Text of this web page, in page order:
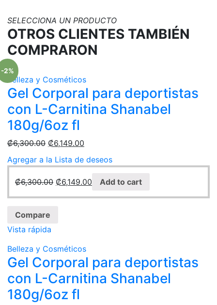
SELECCIONA UN PRODUCTO
OTROS CLIENTES TAMBIÉN
COMPRARON
-2%
Belleza y Cosméticos
Gel Corporal para deportistas
con L-Carnitina Shanabel
180g/6oz fl
₡6,300.00 ₡6,149.00
Agregar a la Lista de deseos
₡6,300.00 ₡6,149.00 Add to cart
Compare
Vista rápida
Belleza y Cosméticos
Gel Corporal para deportistas
con L-Carnitina Shanabel
180g/6oz fl